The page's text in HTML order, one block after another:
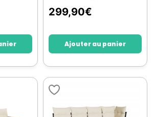
299,90€
Ajouter au panier